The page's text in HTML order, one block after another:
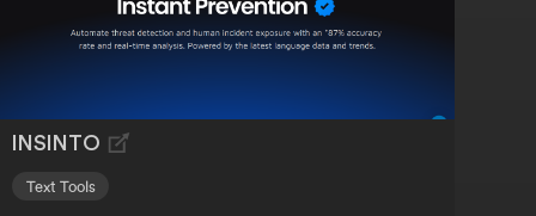
INSINTO
Text Tools